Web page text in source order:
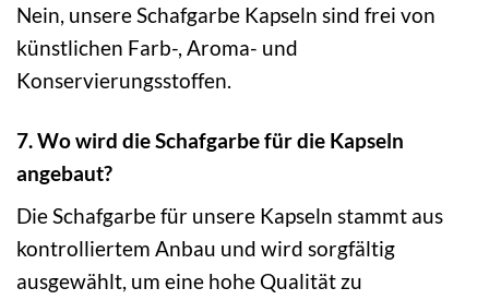
Nein, unsere Schafgarbe Kapseln sind frei von
künstlichen Farb-, Aroma- und
Konservierungsstoffen.
7. Wo wird die Schafgarbe für die Kapseln
angebaut?
Die Schafgarbe für unsere Kapseln stammt aus
kontrolliertem Anbau und wird sorgfältig
ausgewählt, um eine hohe Qualität zu